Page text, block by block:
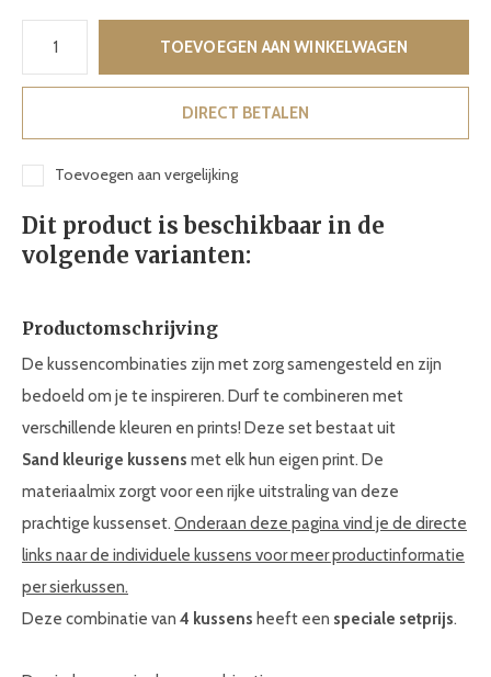
TOEVOEGEN AAN WINKELWAGEN
DIRECT BETALEN
Toevoegen aan vergelijking
Dit product is beschikbaar in de
volgende varianten:
Productomschrijving
De kussencombinaties zijn met zorg samengesteld en zijn
bedoeld om je te inspireren. Durf te combineren met
verschillende kleuren en prints! Deze set bestaat uit
Sand kleurige kussens met elk hun eigen print. De
materiaalmix zorgt voor een rijke uitstraling van deze
prachtige kussenset. Onderaan deze pagina vind je de directe
links naar de individuele kussens voor meer productinformatie
per sierkussen.
Deze combinatie van 4 kussens heeft een speciale setprijs.